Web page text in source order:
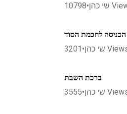
שי כהן•
10798
הכניסה לחכמת הסוד
שי כהן•
3201
ברכת השבת
שי כהן•
3555